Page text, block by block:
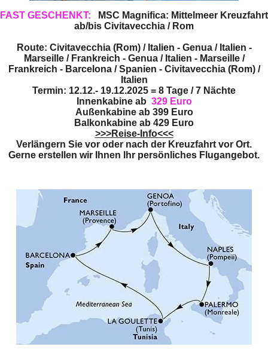
FAST GESCHENKT:
MSC Magnifica: Mittelmeer Kreuzfahrt
ab/bis Civitavecchia / Rom
Route: Civitavecchia (Rom) / Italien - Genua / Italien -
Marseille / Frankreich - Genua / Italien - Marseille /
Frankreich - Barcelona / Spanien - Civitavecchia (Rom) /
Italien
Termin: 12.12.- 19.12.2025 = 8 Tage / 7 Nächte
Innenkabine ab 329 Euro
Außenkabine ab 399 Euro
Balkonkabine ab 429 Euro
>>>Reise-Info<<<
Verlängern Sie vor oder nach der Kreuzfahrt vor Ort.
Gerne erstellen wir Ihnen Ihr persönliches Flugangebot.